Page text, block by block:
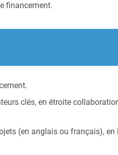
financement.
clés, en étroite
(en anglais ou français), en